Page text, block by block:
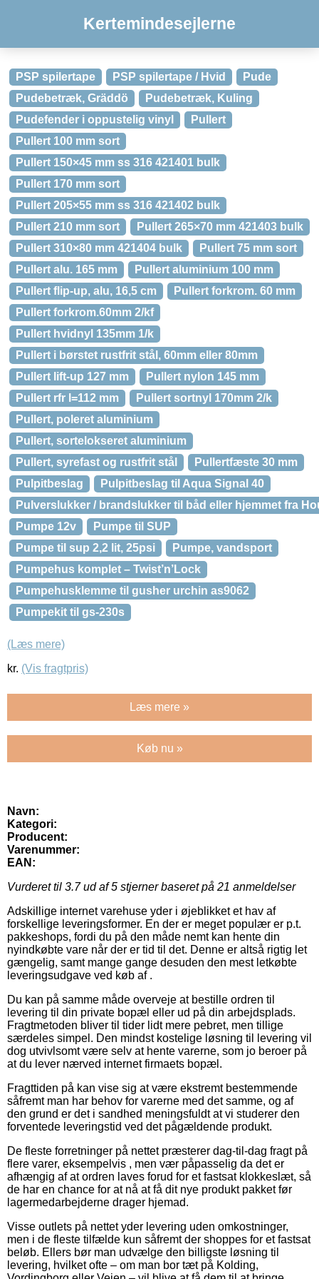
Kertemindesejlerne
PSP spilertape PSP spilertape / Hvid
Pude
Pudebetræk, Gräddö
Pudebetræk, Kuling
Pudefender i oppustelig vinyl
Pullert
Pullert 100 mm sort
Pullert 150×45 mm ss 316 421401 bulk
Pullert 170 mm sort
Pullert 205×55 mm ss 316 421402 bulk
Pullert 210 mm sort
Pullert 265×70 mm 421403 bulk
Pullert 310×80 mm 421404 bulk
Pullert 75 mm sort
Pullert alu. 165 mm
Pullert aluminium 100 mm
Pullert flip-up, alu, 16,5 cm
Pullert forkrom. 60 mm
Pullert forkrom.60mm 2/kf
Pullert hvidnyl 135mm 1/k
Pullert i børstet rustfrit stål, 60mm eller 80mm
Pullert lift-up 127 mm
Pullert nylon 145 mm
Pullert rfr l=112 mm
Pullert sortnyl 170mm 2/k
Pullert, poleret aluminium
Pullert, sortelokseret aluminium
Pullert, syrefast og rustfrit stål
Pullertfæste 30 mm
Pulpitbeslag
Pulpitbeslag til Aqua Signal 40
Pulverslukker / brandslukker til båd eller hjemmet fra
Pumpe 12v
Pumpe til SUP
Pumpe til sup 2,2 lit, 25psi
Pumpe, vandsport
Pumpehus komplet – Twist’n’Lock
Pumpehusklemme til gusher urchin as9062
Pumpekit til gs-230s
(Læs mere)
kr. (Vis fragtpris)
Læs mere »
Køb nu »
Navn:
Kategori:
Producent:
Varenummer:
EAN:
Vurderet til 3.7ud af 5 stjerner baseret på 21 anmeldelser
Adskillige internet varehuse yder i øjeblikket et hav af
forskellige leveringsformer. En der er meget populær er p.t.
pakkeshops, fordi du på den måde nemt kan hente din
nyindkøbte vare når der er tid til det. Denne er altså rigtig let
gængelig, samt mange gange desuden den mest letkøbte
leveringsudgave ved køb af .
Du kan på samme måde overveje at bestille ordren til
levering til din private bopæl eller ud på din arbejdsplads.
Fragtmetoden bliver til tider lidt mere pebret, men tillige
særdeles simpel. Den mindst kostelige løsning til levering vil
dog utvivlsomt være selv at hente varerne, som jo beroer på
at du lever nærved internet firmaets bopæl.
Fragttiden på kan vise sig at være ekstremt bestemmende
såfremt man har behov for varerne med det samme, og af
den grund er det i sandhed meningsfuldt at vi studerer den
forventede leveringstid ved det pågældende produkt.
De fleste forretninger på nettet præsterer dag-til-dag fragt på
flere varer, eksempelvis , men vær påpasselig da det er
afhængig af at ordren laves forud for et fastsat klokkeslæt, så
de har en chance for at nå at få dit nye produkt pakket før
lagermedarbejderne drager hjemad.
Visse outlets på nettet yder levering uden omkostninger,
men i de fleste tilfælde kun såfremt der shoppes for et fastsat
beløb. Ellers bør man udvælge den billigste løsning til
levering, hvilket ofte – om man bor tæt på Kolding,